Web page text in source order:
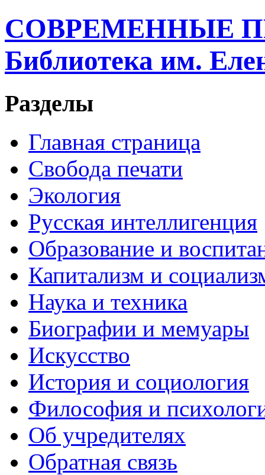
СОВРЕМЕННЫЕ
Библиотека им.
Разделы
Главная страница
Свобода печати
Экология
Русская интеллигенция
Образование и
Капитализм и
Наука и техника
Биографии и мемуары
Искусство
История и социология
Философия и
Об учредителях
Обратная связь